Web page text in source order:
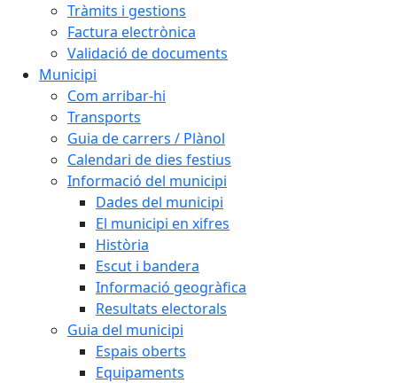
Tràmits i gestions
Factura electrònica
Validació de documents
Municipi
Com arribar-hi
Transports
Guia de carrers / Plànol
Calendari de dies festius
Informació del municipi
Dades del municipi
El municipi en xifres
Història
Escut i bandera
Informació geogràfica
Resultats electorals
Guia del municipi
Espais oberts
Equipaments